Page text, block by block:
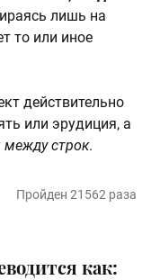
лишь на
то или иное
действительно
или эрудиция, а
строк.
Пройден 21562 раза
как: